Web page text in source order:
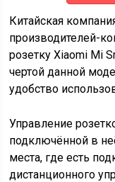
Китайская
производителей-
розетку Xiaomi Mi
чертой данной
удобство
Управление
подключённой в
места, где есть
дистанционного